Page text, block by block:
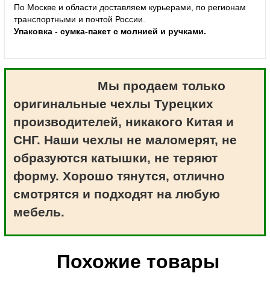
По Москве и области доставляем курьерами, по регионам
транспортными и почтой России.
Упаковка - сумка-пакет с молнией и ручками.
Мы продаем только
оригинальные чехлы Турецких
производителей, никакого Китая и
СНГ. Наши чехлы не маломерят, не
образуются катышки, не теряют
форму. Хорошо тянутся, отлично
смотрятся и подходят на любую
мебель.
Похожие товары